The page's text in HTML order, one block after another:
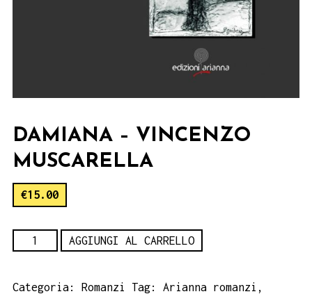
DAMIANA – VINCENZO
MUSCARELLA
€15.00
Damiana
Vincenzo
AGGIUNGI AL CARRELLO
Categoria: Romanzi Tag: Arianna romanzi ,